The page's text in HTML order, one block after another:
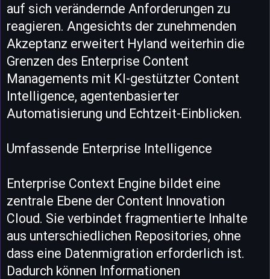
auf sich verändernde Anforderungen zu
reagieren. Angesichts der zunehmenden
Akzeptanz erweitert Hyland weiterhin die
Grenzen des Enterprise Content
Managements mit KI-gestützter Content
Intelligence, agentenbasierter
Automatisierung und Echtzeit-Einblicken.
Umfassende Enterprise Intelligence
Enterprise Context Engine bildet eine
zentrale Ebene der Content Innovation
Cloud. Sie verbindet fragmentierte Inhalte
aus unterschiedlichen Repositories, ohne
dass eine Datenmigration erforderlich ist.
Dadurch können Informationen